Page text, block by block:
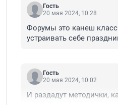
Гость
20 мая 2024, 10:28
Форумы это канеш
устраивать себе
Гость
20 мая 2024, 10:02
И раздадут методички,